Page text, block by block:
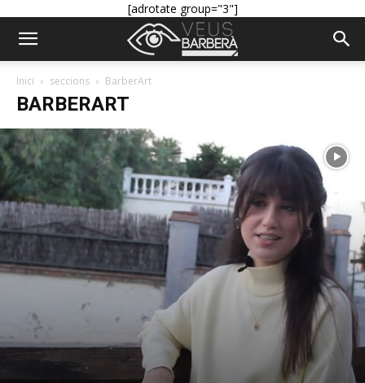
[adrotate group="3"]
Inici seccions BarberArt
BARBERART